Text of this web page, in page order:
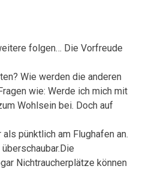
folgen… Die Vorfreude
Wie werden die anderen
wie: Werde ich mich mit
Wohlsein bei. Doch auf
pünktlich am Flughafen an.
Nichtraucherplätze können